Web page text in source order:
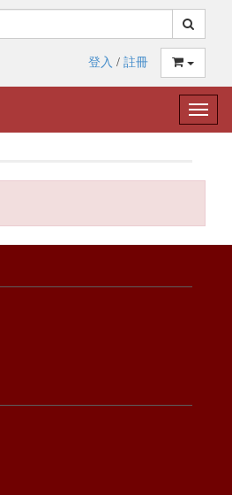
登入 / 註冊
Toggle